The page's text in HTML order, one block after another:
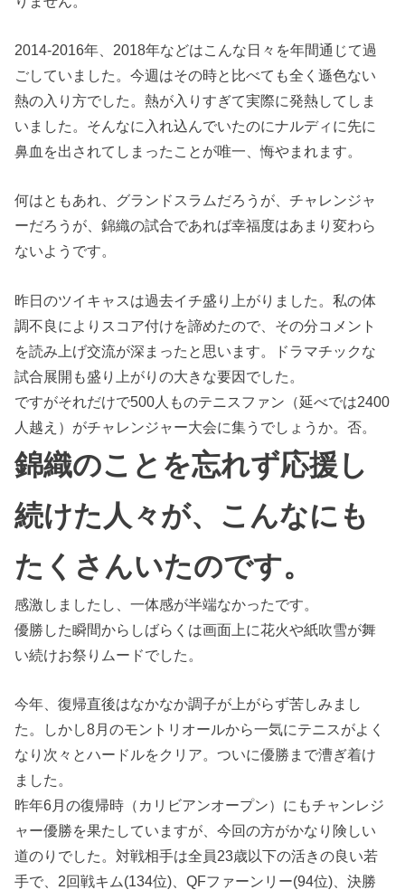
2014-2016年、2018年などはこんな日々を年間通じて過
ごしていました。今週はその時と比べても全く遜色ない
熱の入り方でした。熱が入りすぎて実際に発熱してしま
いました。そんなに入れ込んでいたのにナルディに先に
鼻血を出されてしまったことが唯一、悔やまれます。
何はともあれ、グランドスラムだろうが、チャレンジャ
ーだろうが、錦織の試合であれば幸福度はあまり変わら
ないようです。
昨日のツイキャスは過去イチ盛り上がりました。私の体
調不良によりスコア付けを諦めたので、その分コメント
を読み上げ交流が深まったと思います。ドラマチックな
試合展開も盛り上がりの大きな要因でした。
ですがそれだけで500人ものテニスファン（延べでは2400
人越え）がチャレンジャー大会に集うでしょうか。否。
錦織のことを忘れず応援し
続けた人々が、こんなにも
たくさんいたのです。
感激しましたし、一体感が半端なかったです。
優勝した瞬間からしばらくは画面上に花火や紙吹雪が舞
い続けお祭りムードでした。
今年、復帰直後はなかなか調子が上がらず苦しみまし
た。しかし8月のモントリオールから一気にテニスがよく
なり次々とハードルをクリア。ついに優勝まで漕ぎ着け
ました。
昨年6月の復帰時（カリビアンオープン）にもチャンレジ
ャー優勝を果たしていますが、今回の方がかなり険しい
道のりでした。対戦相手は全員23歳以下の活きの良い若
手で、2回戦キム(134位)、QFファーンリー(94位)、決勝